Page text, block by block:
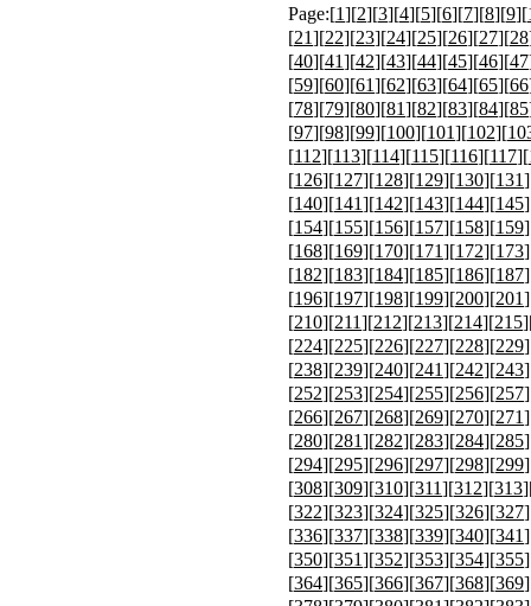
Page:[1][2][3][4][5][6][7][8][9][
[21][22][23][24][25][26][27][28
[40][41][42][43][44][45][46][47
[59][60][61][62][63][64][65][66
[78][79][80][81][82][83][84][85
[97][98][99][100][101][102][
[112][113][114][115][116][117][
[126][127][128][129][130][131
[140][141][142][143][144][145
[154][155][156][157][158][159
[168][169][170][171][172][173
[182][183][184][185][186][187
[196][197][198][199][200][201
[210][211][212][213][214][215
[224][225][226][227][228][229
[238][239][240][241][242][243
[252][253][254][255][256][257
[266][267][268][269][270][271
[280][281][282][283][284][285
[294][295][296][297][298][299
[308][309][310][311][312][313
[322][323][324][325][326][327
[336][337][338][339][340][341
[350][351][352][353][354][355
[364][365][366][367][368][369